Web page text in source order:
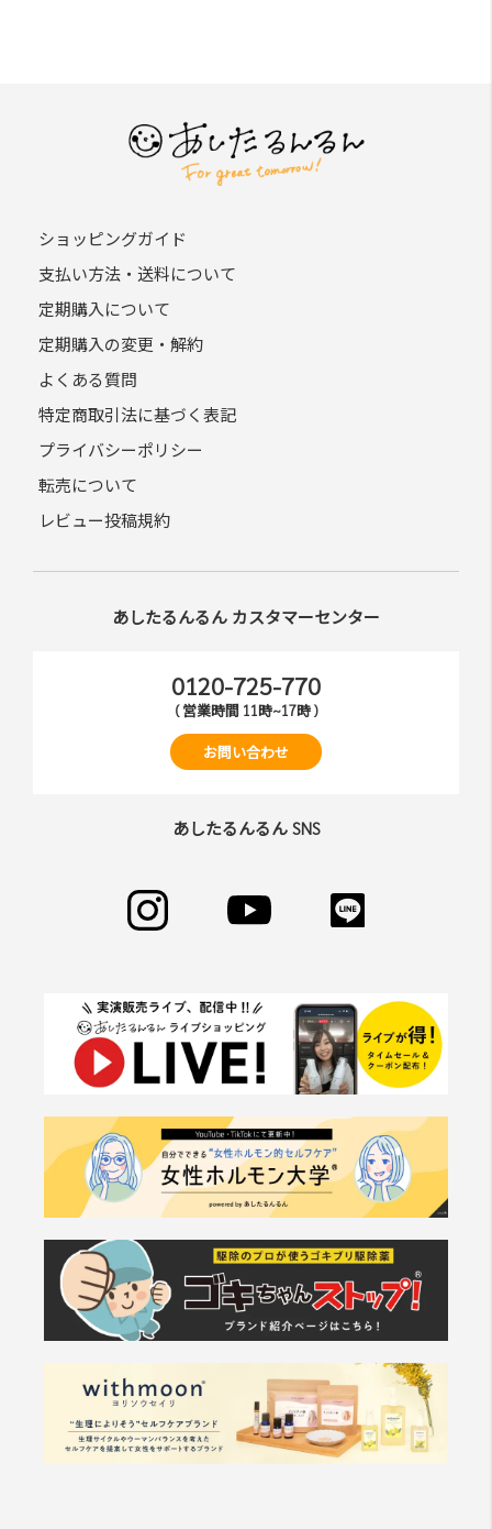
ショッピングガイド
支払い方法・送料について
定期購入について
定期購入の変更・解約
よくある質問
特定商取引法に基づく表記
プライバシーポリシー
転売について
レビュー投稿規約
あしたるんるん カスタマーセンター
0120-725-770
( 営業時間 11時~17時 )
お問い合わせ
あしたるんるん SNS